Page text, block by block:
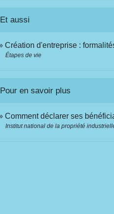
Et aussi
Création d'entreprise :
Étapes de vie
Pour en savoir plus
Comment déclarer ses
Institut national de la propriété